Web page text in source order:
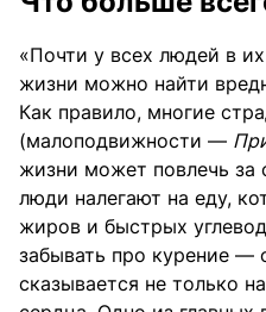
«Почти у всех людей в
жизни можно найти
Как правило, многие
(малоподвижности —
жизни может повлечь за
люди налегают на еду,
жиров и быстрых
забывать про курение —
сказывается не только